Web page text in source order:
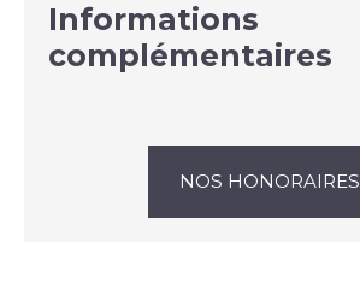
Informations
complémentaires
NOS HONORAIRES